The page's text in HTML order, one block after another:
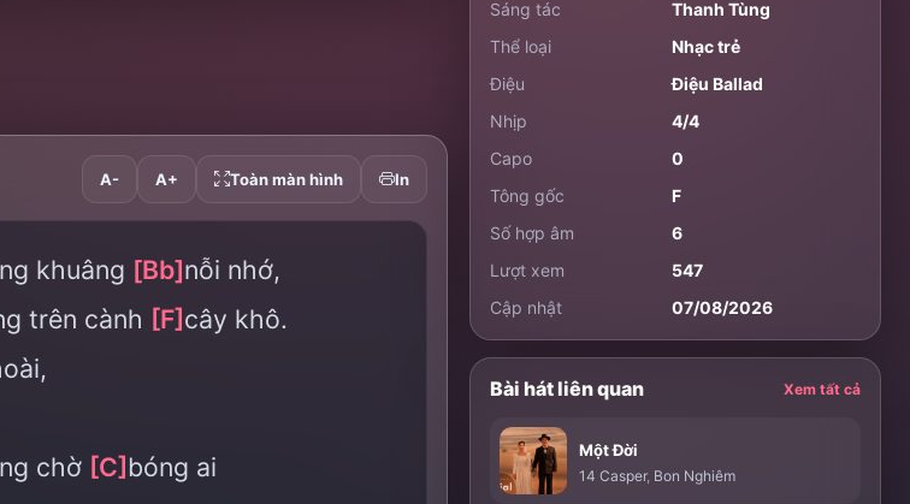
A- A+ Toàn màn hình In
khuâng [Bb]nỗi nhớ,
trên cành [F]cây khô.
chờ [C]bóng ai
Sáng tác
Thanh Tùng
Thể loại
Nhạc trẻ
Điệu
Điệu Ballad
Nhịp
4/4
Capo
0
Tông gốc
F
Số hợp âm
6
Lượt xem
547
Cập nhật
07/08/2026
Bài hát liên quan Xem tất cả
Một Đời
14 Casper, Bon Nghiêm